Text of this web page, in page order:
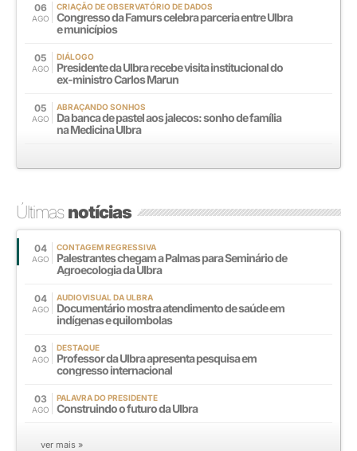
06
AGO
CRIAÇÃO DE OBSERVATÓRIO DE DADOS
Congresso da Famurs celebra parceria entre Ulbra
e municípios
05
AGO
DIÁLOGO
Presidente da Ulbra recebe visita institucional do
ex-ministro Carlos Marun
05
AGO
ABRAÇANDO SONHOS
Da banca de pastel aos jalecos: sonho de família
na Medicina Ulbra
Últimasnotícias
04
AGO
CONTAGEM REGRESSIVA
Palestrantes chegam a Palmas para Seminário de
Agroecologia da Ulbra
04
AGO
AUDIOVISUAL DA ULBRA
Documentário mostra atendimento de saúde em
indígenas e quilombolas
03
AGO
DESTAQUE
Professor da Ulbra apresenta pesquisa em
congresso internacional
03
AGO
PALAVRA DO PRESIDENTE
Construindo o futuro da Ulbra
ver mais »